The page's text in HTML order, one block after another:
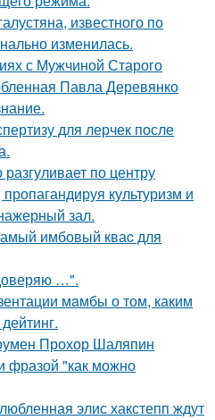
известного по
изменилась.
с Мужчиной Старого
Павла Деревянко
для лерчек после
по центру
культуризм и
зал.
имбовый кваc для
…".
мaмбы о том, каким
Прохор Шаляпин
фразой "как можно
элис хакстепп ждут